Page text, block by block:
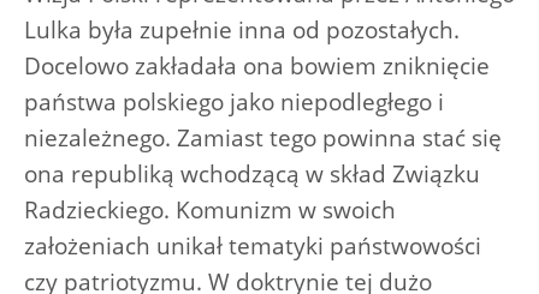
Lulka była zupełnie inna od pozostałych.
Docelowo zakładała ona bowiem zniknięcie
państwa polskiego jako niepodległego i
niezależnego. Zamiast tego powinna stać się
ona republiką wchodzącą w skład Związku
Radzieckiego. Komunizm w swoich
założeniach unikał tematyki państwowości
czy patriotyzmu. W doktrynie tej dużo